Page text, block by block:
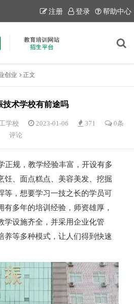
注册 登录 帮助中心
创业 正文
技术学校有前途吗
学校 2023-01-06 371
0条
评论
规，教学经验丰富，开设有多
饪、面点糕点、美容美发、挖掘
等，想要学习一技之长的学员可
有多年的培训经验，师资雄厚，
学设施齐全，并采用企业化管
养等多种模式，让人们得到快速